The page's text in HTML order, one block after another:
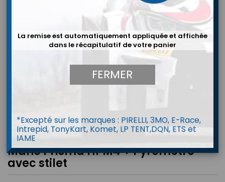
Mano Prisma HPM4 + Pyrometre
avec stilet
La remise est automatiquement appliquée et affichée
dans le récapitulatif de votre panier
FERMER
*Excepté sur les marques : PIRELLI, 3MO, E-Race,
Intrepid, TonyKart, Komet, LP TENT,DQN, ETS et
IAME